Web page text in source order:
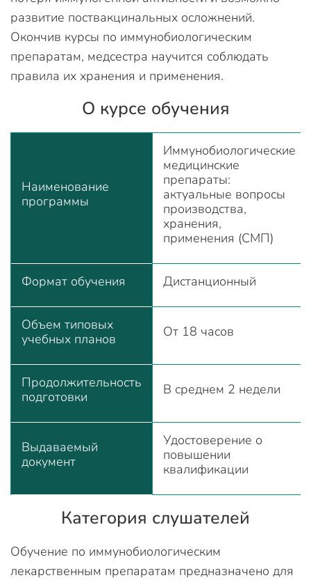
развитие поствакцинальных осложнений.
Окончив курсы по иммунобиологическим
препаратам, медсестра научится соблюдать
правила их хранения и применения.
О курсе обучения
Наименование
программы
Иммунобиологические
медицинские
препараты:
актуальные вопросы
производства,
хранения,
применения (СМП)
Формат обучения Дистанционный
Объем типовых
учебных планов
От 18 часов
Продолжительность
подготовки
В среднем 2 недели
Выдаваемый
документ
Удостоверение о
повышении
квалификации
Категория слушателей
Обучение по иммунобиологическим
лекарственным препаратам предназначено для